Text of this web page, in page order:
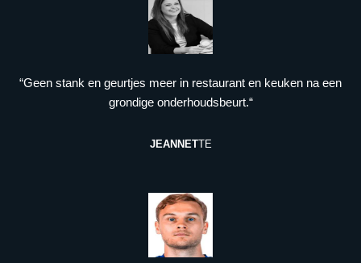
“Geen stank en geurtjes meer in restaurant en keuken na een
grondige onderhoudsbeurt.“
JEANNETTE